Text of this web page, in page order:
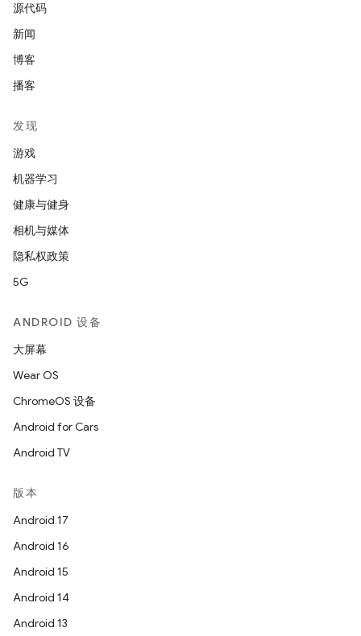
源代码
新闻
博客
播客
发现
游戏
机器学习
健康与健身
相机与媒体
隐私权政策
5G
ANDROID 设备
大屏幕
Wear OS
ChromeOS 设备
Android for Cars
Android TV
版本
Android 17
Android 16
Android 15
Android 14
Android 13